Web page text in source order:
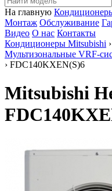
На главную
Монтаж Обслуживание
Видео О нас Контакты
Кондиционеры Mitsubishi ›
Мультизональные VRF-
› FDC140KXEN(S)6
Mitsubishi